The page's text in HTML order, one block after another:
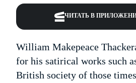
ЧИТАТЬ В
William Makepeace
for his satirical works such
British society of those